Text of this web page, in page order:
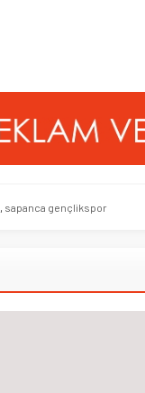
, sapanca gençlikspor